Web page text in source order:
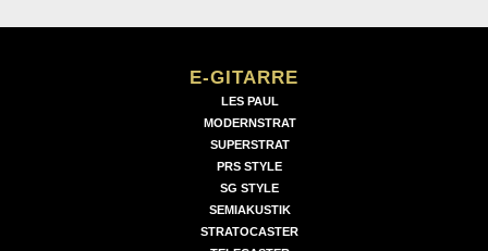
E-GITARRE
LES PAUL
MODERNSTRAT
SUPERSTRAT
PRS STYLE
SG STYLE
SEMIAKUSTIK
STRATOCASTER